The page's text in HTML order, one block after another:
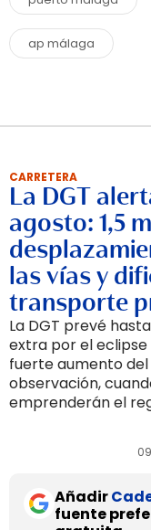
ap málaga
CARRETERA
La DGT
agosto: 1,5
las vías y
transporte
La DGT prevé
extra por el eclipse
fuerte aumento
observación,
emprenderán el
Añadir
fuente